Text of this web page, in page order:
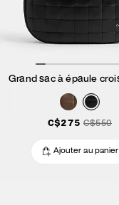
C$275 C$550
Ajouter au panier